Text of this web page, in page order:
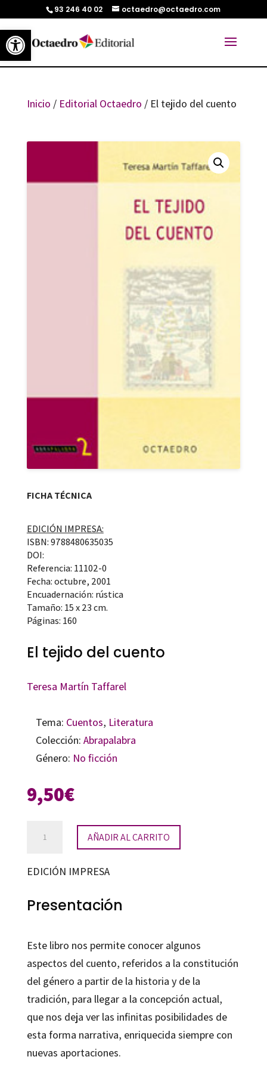
Abrir barra de herramientas
93 246 40 02 octaedro@octaedro.com
Inicio / Editorial Octaedro / El tejido del cuento
FICHA TÉCNICA
EDICIÓN IMPRESA:
ISBN: 9788480635035
DOI:
Referencia: 11102-0
Fecha: octubre, 2001
Encuadernación: rústica
Tamaño: 15 x 23 cm.
Páginas: 160
El tejido del cuento
Teresa Martín Taffarel
Tema: Cuentos, Literatura
Colección: Abrapalabra
Género: No ficción
9,50€
del
cantidad
AÑADIR AL CARRITO
EDICIÓN IMPRESA
Presentación
Este libro nos permite conocer algunos
aspectos del cuento, referidos a la constitución
del género a partir de la historia y de la
tradición, para llegar a la concepción actual,
que nos deja ver las infinitas posibilidades de
esta forma narrativa, enriquecida siempre con
nuevas aportaciones.